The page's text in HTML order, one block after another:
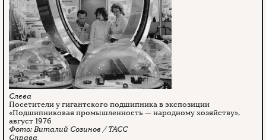
Посетители у гигантского подшипника в экспозиции
«Подшипниковая промышленность — народному хозяйству»,
август 1976
Виталий Созинов / ТАСС